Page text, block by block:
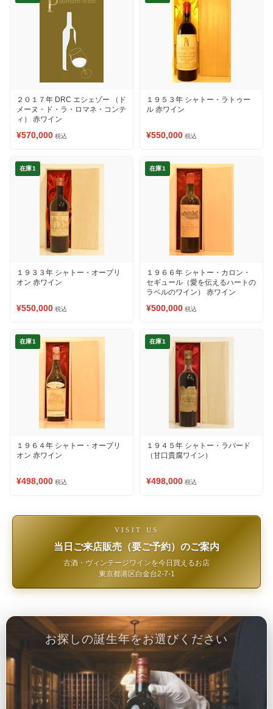
２０１７年 DRC エシェゾー （ド
メーヌ・ド・ラ・ロマネ・コンテ
ィ） 赤ワイン
¥570,000 税込
１９５３年 シャトー・ラトゥー
ル 赤ワイン
¥550,000 税込
在庫1
１９３３年 シャトー・オーブリ
オン 赤ワイン
¥550,000 税込
在庫1
１９６６年 シャトー・カロン・
セギュール（愛を伝えるハートの
ラベルのワイン） 赤ワイン
¥500,000 税込
在庫1
１９６４年 シャトー・オーブリ
オン 赤ワイン
¥498,000 税込
在庫1
１９４５年 シャトー・ラバード
（甘口貴腐ワイン）
¥498,000 税込
VISIT US
当日ご来店販売（要ご予約）のご案内
古酒・ヴィンテージワインを今日買えるお店
東京都港区白金台2-7-1
お探しの誕生年をお選びください